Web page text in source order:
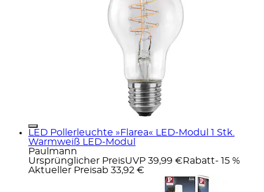
LED Pollerleuchte »Flarea« LED-Modul 1 Stk.
Warmweiß LED-Modul
Paulmann
Ursprünglicher PreisUVP 39,99 € Rabatt- 15 %
Aktueller Preisab 33,92 €